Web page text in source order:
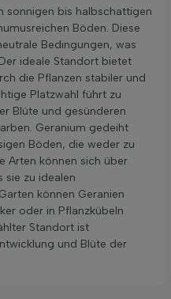
sonnigen bis halbschattigen
Böden. Diese
Bedingungen, was
ideale Standort bietet
die Pflanzen stabiler und
Platzwahl führt zu
Blüte und gesünderen
Geranium gedeiht
Böden, die weder zu
Arten können sich über
sie zu idealen
können Geranien
oder in Pflanzkübeln
Standort ist
und Blüte der